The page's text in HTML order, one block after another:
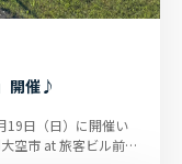
開催♪
19日（日）に開催い
空市 at 旅客ビル前特